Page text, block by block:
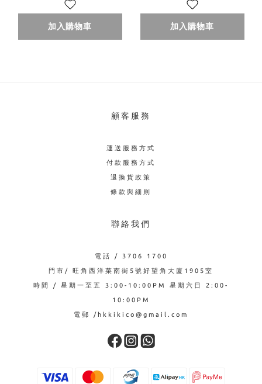
加入購物車 加入購物車
顧客服務
運送服務方式
付款服務方式
退換貨政策
條款與細則
聯絡我們
電話 / 3706 1700
門市/ 旺角西洋菜南街5號好望角大廈1905室
時間 / 星期一至五 3:00-10:00PM 星期六日 2:00-
10:00PM
電郵 /hkkikico@gmail.com